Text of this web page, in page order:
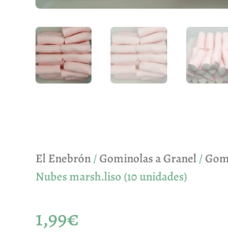
El Enebrón/Gominolas a Granel/
Nubes marsh.liso (10 unidades)
1,99€